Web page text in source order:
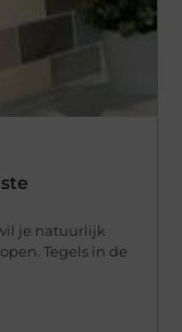
je natuurlijk
Tegels in de